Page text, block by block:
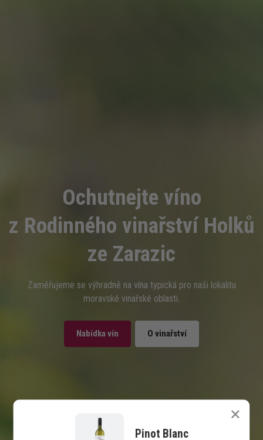
Ochutnejte víno
z Rodinného vinařství Holků
ze Zarazic
Zaměřujeme se výhradně na vína typická pro naši lokalitu
moravské vinařské oblasti.
Nabídka vín O vinařství
Pinot Blanc